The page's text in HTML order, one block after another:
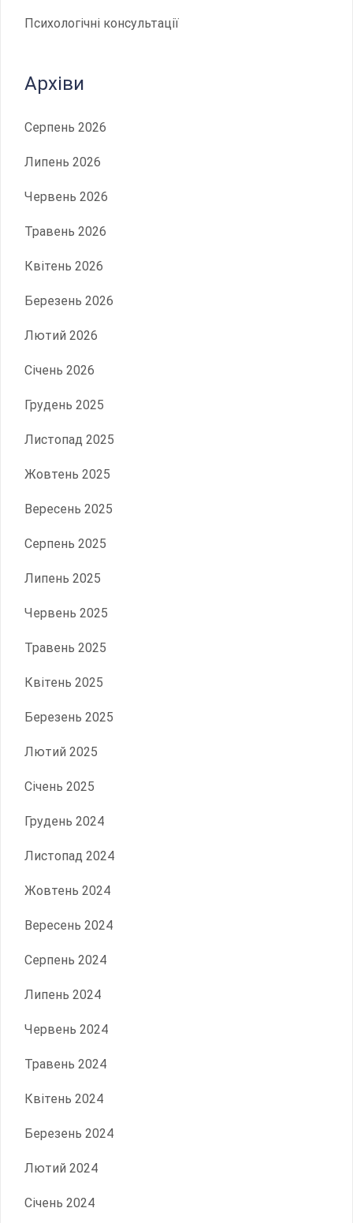
Психологічні консультації
Архіви
Серпень 2026
Липень 2026
Червень 2026
Травень 2026
Квітень 2026
Березень 2026
Лютий 2026
Січень 2026
Грудень 2025
Листопад 2025
Жовтень 2025
Вересень 2025
Серпень 2025
Липень 2025
Червень 2025
Травень 2025
Квітень 2025
Березень 2025
Лютий 2025
Січень 2025
Грудень 2024
Листопад 2024
Жовтень 2024
Вересень 2024
Серпень 2024
Липень 2024
Червень 2024
Травень 2024
Квітень 2024
Березень 2024
Лютий 2024
Січень 2024